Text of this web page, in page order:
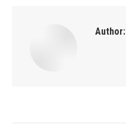
Author: